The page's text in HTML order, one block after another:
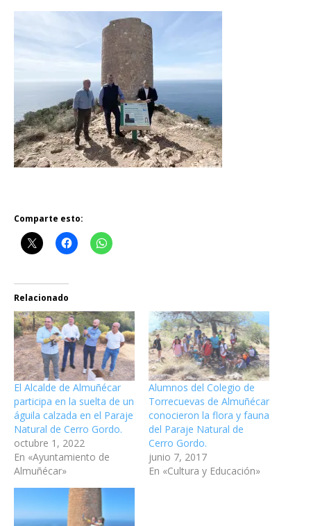
Comparte esto:
Relacionado
El Alcalde de Almuñécar
participa en la suelta de un
águila calzada en el Paraje
Natural de Cerro Gordo.
octubre 1, 2022
En «Ayuntamiento de
Almuñécar»
Alumnos del Colegio de
Torrecuevas de Almuñécar
conocieron la flora y fauna
del Paraje Natural de
Cerro Gordo.
junio 7, 2017
En «Cultura y Educación»